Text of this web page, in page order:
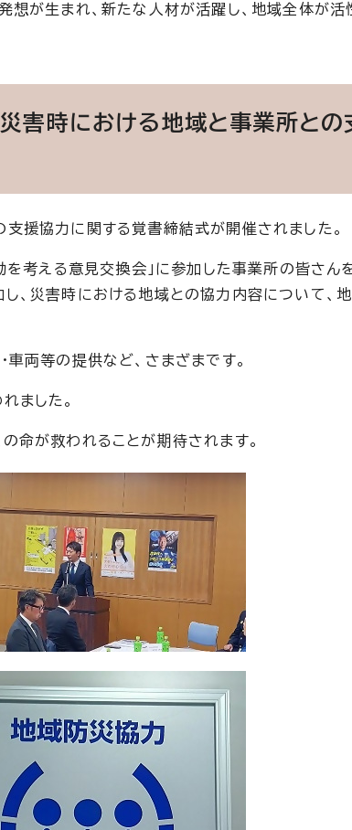
が生まれ、新たな人材が活躍し、地域全体が活
時における地域と事業所との
援協力に関する覚書締結式が開催されました。
考える意見交換会」に参加した事業所の皆さんを
災害時における地域との協力内容について、地
両等の提供など、さまざまです。
ました。
命が救われることが期待されます。